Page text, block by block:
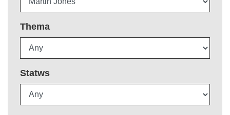
Thema
Statws